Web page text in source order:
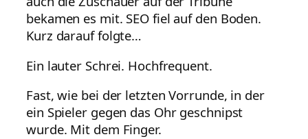
bekamen es mit. SEO fiel auf den Boden.
Kurz darauf folgte…
Ein lauter Schrei. Hochfrequent.
Fast, wie bei der letzten Vorrunde, in der
ein Spieler gegen das Ohr geschnipst
wurde. Mit dem Finger.